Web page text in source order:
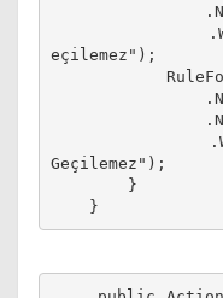
eçilemez");
RuleFor(x =>
Geçilemez");
}